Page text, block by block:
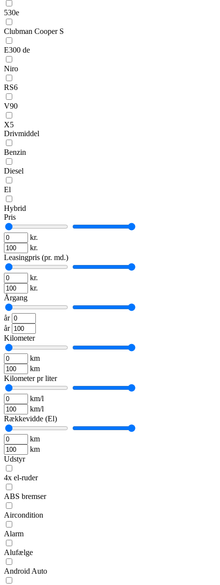
530e
Clubman Cooper S
E300 de
Niro
RS6
V90
X5
Drivmiddel
Benzin
Diesel
El
Hybrid
Pris
kr.
kr.
Leasingpris (pr. md.)
kr.
kr.
Årgang
år
år
Kilometer
km
km
Kilometer pr liter
km/l
km/l
Rækkevidde (El)
km
km
Udstyr
4x el-ruder
ABS bremser
Aircondition
Alarm
Alufælge
Android Auto